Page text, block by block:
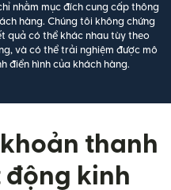
nhằm mục đích cung cấp thông
hàng. Chúng tôi không chứng
quả có thể khác nhau tùy theo
và có thể trải nghiệm được mô
điển hình của khách hàng.
thanh
kinh